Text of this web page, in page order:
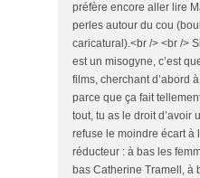
préfère encore aller lire
perles autour du cou
caricatural).<br /> <br />
est un misogyne, c’est
films, cherchant d’abord
parce que ça fait
tout, tu as le droit d’avoir
refuse le moindre écart à
réducteur : à bas les
bas Catherine Tramell, à